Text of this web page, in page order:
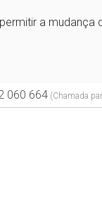
a
060 664 (Chamada